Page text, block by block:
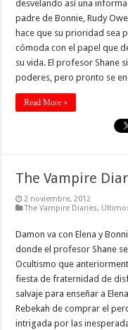
desvelando así una
padre de Bonnie, Rudy
hace que su prioridad sea
cómoda con el papel que
su vida. El profesor Shane
poderes, pero pronto se
Read More »
The Vampire
2 noviembre, 2012
The Vampire Diaries,
Damon va con Elena y
donde el profesor Shane
Ocultismo que
fiesta de fraternidad de
salvaje para enseñar a
Rebekah de comprar el
intrigada por las